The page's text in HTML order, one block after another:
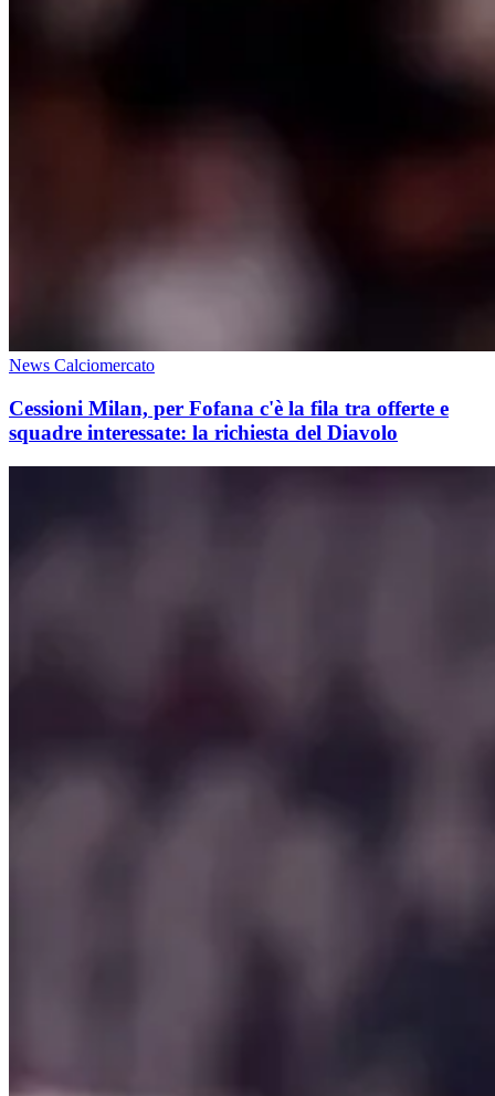
News Calciomercato
Cessioni Milan, per Fofana c'è la fila tra offerte e
squadre interessate: la richiesta del Diavolo